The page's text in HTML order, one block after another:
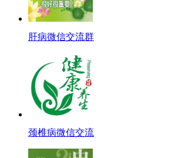
肝病微信交流群
颈椎病微信交流